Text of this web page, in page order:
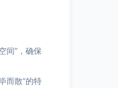
间”，确保
而散”的特